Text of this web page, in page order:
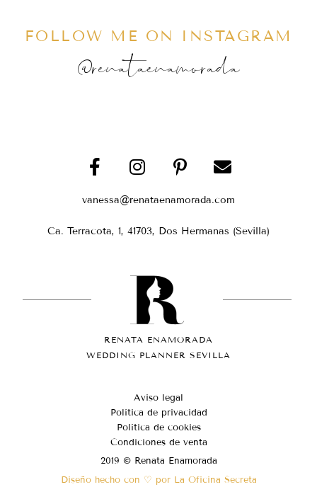
FOLLOW ME ON INSTAGRAM
@renataenamorada
vanessa@renataenamorada.com
Ca. Terracota, 1, 41703, Dos Hermanas (Sevilla)
RENATA ENAMORADA
WEDDING PLANNER SEVILLA
Aviso legal
Política de privacidad
Política de cookies
Condiciones de venta
2019 © Renata Enamorada
Diseño hecho con ♡ por La Oficina Secreta